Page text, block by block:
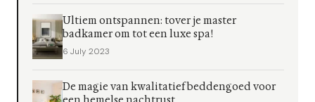
Ultiem ontspannen: tover je master
badkamer om tot een luxe spa!
6 July 2023
De magie van kwalitatief beddengoed voor